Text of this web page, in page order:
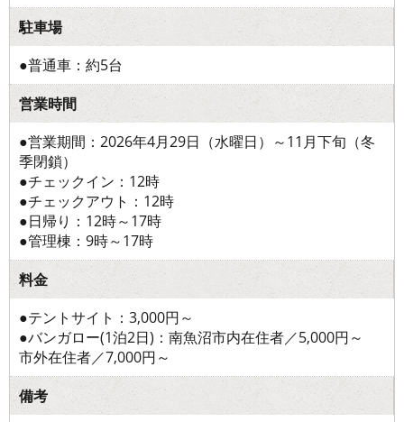
駐車場
●普通車：約5台
営業時間
●営業期間：2026年4月29日（水曜日）～11月下旬（冬
季閉鎖）
●チェックイン：12時
●チェックアウト：12時
●日帰り：12時～17時
●管理棟：9時～17時
料金
●テントサイト：3,000円～
●バンガロー(1泊2日)：南魚沼市内在住者／5,000円～
市外在住者／7,000円～
備考